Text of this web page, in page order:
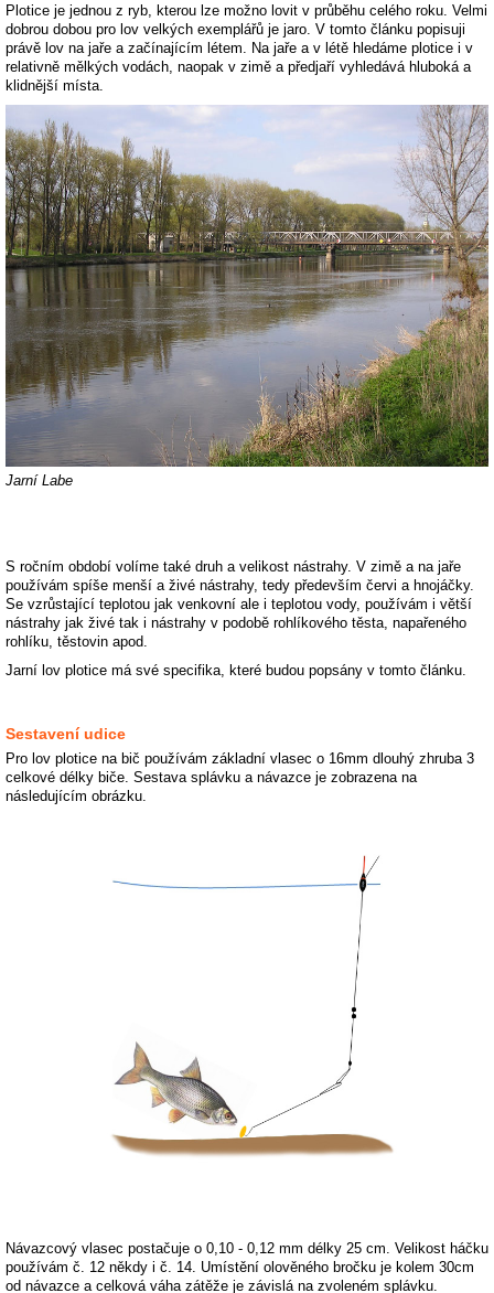
Plotice je jednou z ryb, kterou lze možno lovit v průběhu celého roku. Velmi
dobrou dobou pro lov velkých exemplářů je jaro. V tomto článku popisuji
právě lov na jaře a začínajícím létem. Na jaře a v létě hledáme plotice i v
relativně mělkých vodách, naopak v zimě a předjaří vyhledává hluboká a
klidnější místa.
Jarní Labe
S ročním období volíme také druh a velikost nástrahy. V zimě a na jaře
používám spíše menší a živé nástrahy, tedy především červi a hnojáčky.
Se vzrůstající teplotou jak venkovní ale i teplotou vody, používám i větší
nástrahy jak živé tak i nástrahy v podobě rohlíkového těsta, napařeného
rohlíku, těstovin apod.
Jarní lov plotice má své specifika, které budou popsány v tomto článku.
Sestavení udice
Pro lov plotice na bič používám základní vlasec o 16mm dlouhý zhruba 3
celkové délky biče. Sestava splávku a návazce je zobrazena na
následujícím obrázku.
Návazcový vlasec postačuje o 0,10 - 0,12 mm délky 25 cm. Velikost háčku
používám č. 12 někdy i č. 14. Umístění olověného bročku je kolem 30cm
od návazce a celková váha zátěže je závislá na zvoleném splávku.